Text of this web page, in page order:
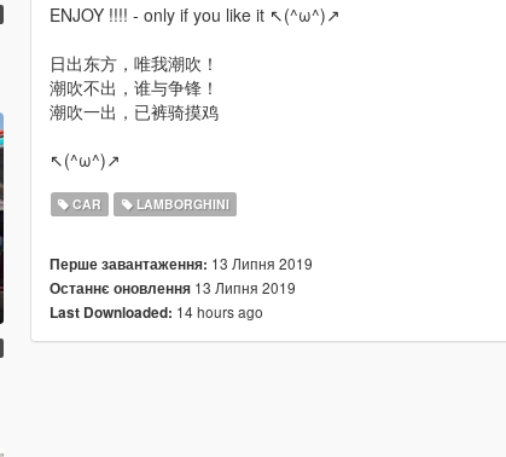
ENJOY !!!! - only if you like it ↖(^ω^)↗
日出东方，唯我潮吹！
潮吹不出，谁与争锋！
潮吹一出，已裤骑摸鸡
↖(^ω^)↗
CAR LAMBORGHINI
Перше завантаження: 13 Липня 2019
Останнє оновлення13 Липня 2019
Last Downloaded: 14 hours ago